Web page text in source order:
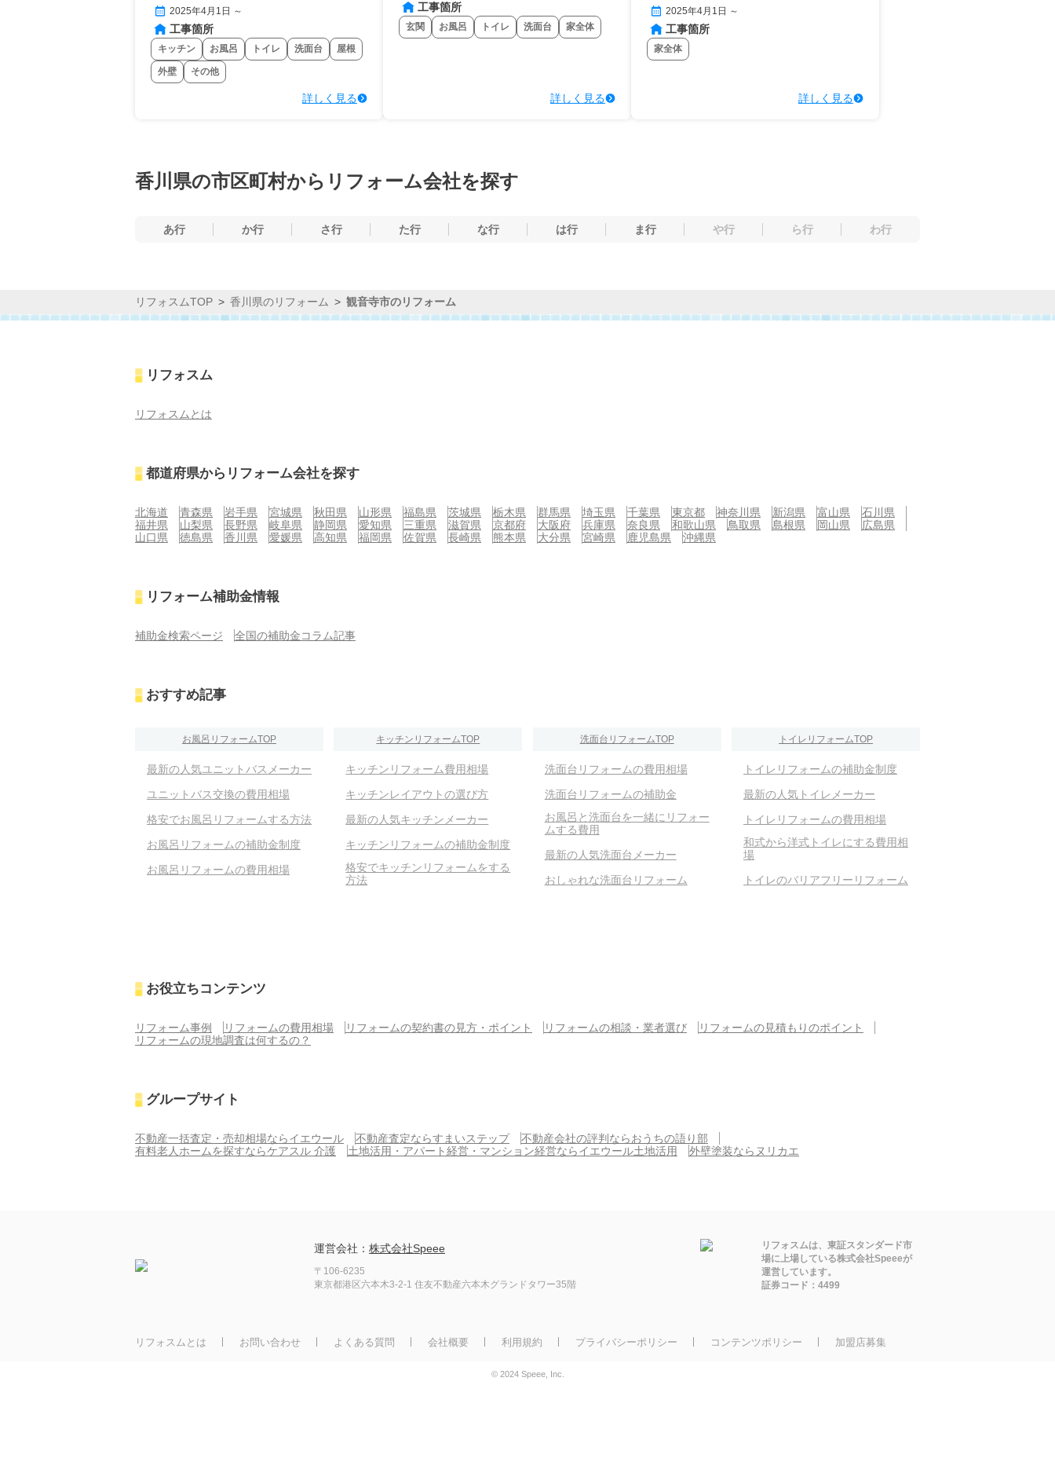
2025年4月1日 ～
工事箇所
キッチン お風呂 トイレ 洗面台 屋根
外壁 その他
詳しく見る
工事箇所
玄関 お風呂 トイレ 洗面台 家全体
詳しく見る
2025年4月1日 ～
工事箇所
家全体
詳しく見る
香川県の市区町村からリフォーム会社を探す
あ行 か行 さ行 た行 な行 は行 ま行 や行 ら行 わ行
リフォスムTOP 香川県のリフォーム 観音寺市のリフォーム
リフォスム
リフォスムとは
都道府県からリフォーム会社を探す
北海道 青森県 岩手県 宮城県 秋田県 山形県 福島県 茨城県 栃木県 群馬県 埼玉県 千葉県 東京都 神奈川県 新潟県 富山県
石川県
福井県
山梨県 長野県 岐阜県 静岡県 愛知県 三重県 滋賀県 京都府 大阪府 兵庫県 奈良県 和歌山県 鳥取県 島根県 岡山県
広島県
山口県
徳島県 香川県 愛媛県 高知県 福岡県 佐賀県 長崎県 熊本県 大分県 宮崎県 鹿児島県 沖縄県
リフォーム補助金情報
補助金検索ページ 全国の補助金コラム記事
おすすめ記事
キッチンリフォームTOP
キッチンリフォーム費用相場
キッチンレイアウトの選び方
最新の人気キッチンメーカー
キッチンリフォームの補助金制度
格安でキッチンリフォームをする
方法
お風呂リフォームTOP
最新の人気ユニットバスメーカー
ユニットバス交換の費用相場
格安でお風呂リフォームする方法
お風呂リフォームの補助金制度
お風呂リフォームの費用相場
トイレリフォームTOP
トイレリフォームの補助金制度
最新の人気トイレメーカー
トイレリフォームの費用相場
和式から洋式トイレにする費用相
場
トイレのバリアフリーリフォーム
洗面台リフォームTOP
洗面台リフォームの費用相場
洗面台リフォームの補助金
お風呂と洗面台を一緒にリフォー
ムする費用
最新の人気洗面台メーカー
おしゃれな洗面台リフォーム
お役立ちコンテンツ
リフォーム事例 リフォームの費用相場 リフォームの契約書の見方・ポイント リフォームの相談・業者選び
リフォームの見積もりのポイント
リフォームの現地調査は何するの？
グループサイト
不動産一括査定・売却相場ならイエウール 不動産査定ならすまいステップ
不動産会社の評判ならおうちの語り部
有料老人ホームを探すならケアスル 介護
土地活用・アパート経営・マンション経営ならイエウール土地活用 外壁塗装ならヌリカエ
運営会社： 株式会社Speee
〒106-6235
東京都港区六本木3-2-1 住友不動産六本木グランドタワー35階
リフォスムは、東証スタンダード市
場に上場している株式会社Speeeが
運営しています。
証券コード：4499
リフォスムとは お問い合わせ よくある質問 会社概要 利用規約 プライバシーポリシー コンテンツポリシー 加盟店募集
© 2024 Speee, Inc.